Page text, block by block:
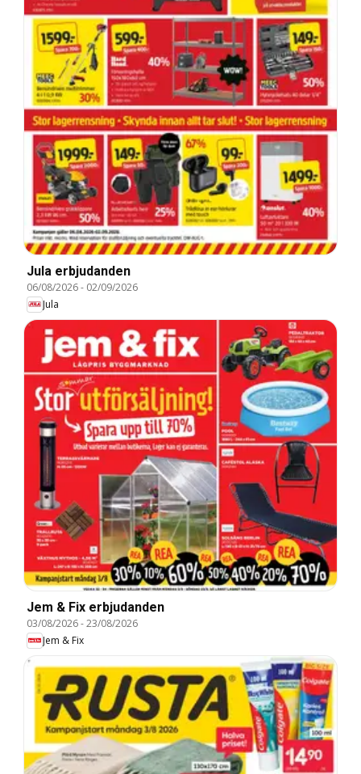
Jula erbjudanden
06/08/2026- 02/09/2026
Jula
Jem & Fix erbjudanden
03/08/2026-23/08/2026
Jem & Fix